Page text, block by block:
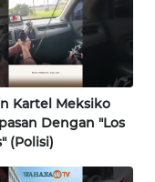
Kartel Meksiko
Dengan "Los
(Polisi)